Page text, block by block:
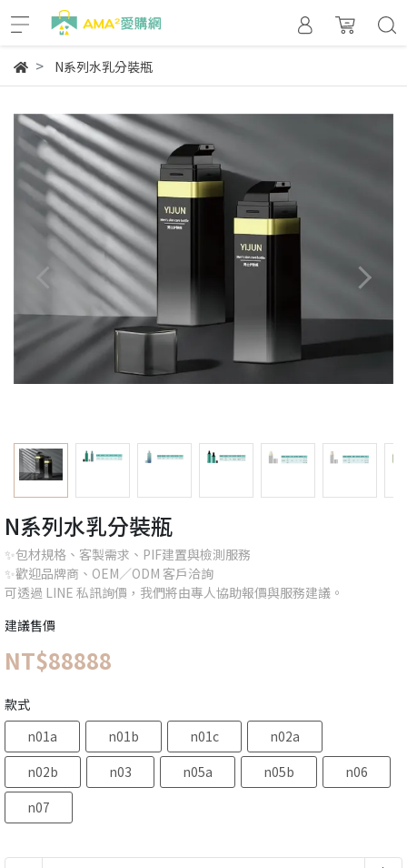
N系列水乳分裝瓶
N系列水乳分裝瓶
✨包材規格、客製需求、PIF建置與檢測服務
✨歡迎品牌商、OEM／ODM 客戶洽詢
可透過 LINE 私訊詢價，我們將由專人協助報價與服務建議。
建議售價
NT$88888
款式
n01a
n01b n01c
n02a
n02b
n03 n05a n05b
n06
n07